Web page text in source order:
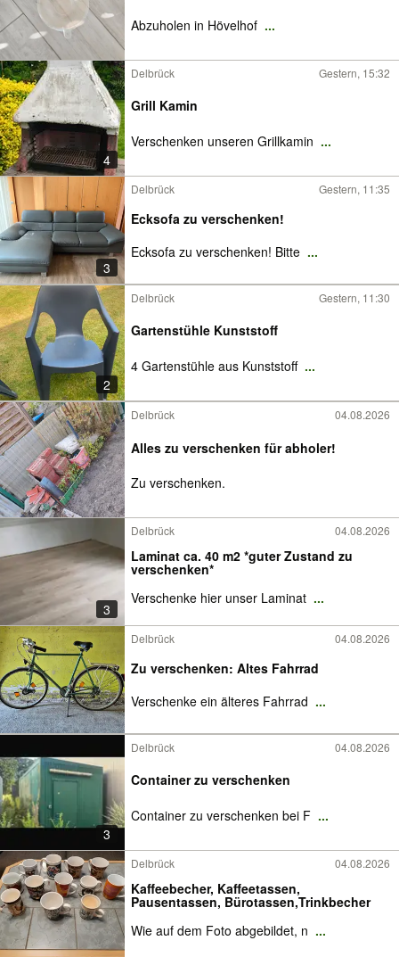
Abzuholen in Hövelhof ...
4
Delbrück Gestern, 15:32
Grill Kamin
Verschenken unseren Grillkamin ...
3
Delbrück Gestern, 11:35
Ecksofa zu verschenken!
Ecksofa zu verschenken! Bitte ...
2
Delbrück Gestern, 11:30
Gartenstühle Kunststoff
4 Gartenstühle aus Kunststoff ...
Delbrück 04.08.2026
Alles zu verschenken für abholer!
Zu verschenken.
3
Delbrück 04.08.2026
Laminat ca. 40 m2 *guter Zustand zu
verschenken*
Verschenke hier unser Laminat ...
Delbrück 04.08.2026
Zu verschenken: Altes Fahrrad
Verschenke ein älteres Fahrrad ...
3
Delbrück 04.08.2026
Container zu verschenken
Container zu verschenken bei F ...
Delbrück 04.08.2026
Kaffeebecher, Kaffeetassen,
Pausentassen, Bürotassen,Trinkbecher
Wie auf dem Foto abgebildet, n ...